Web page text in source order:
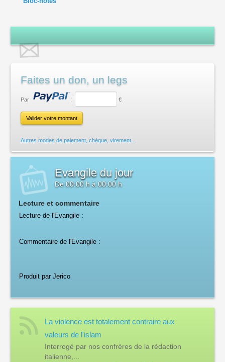
Faites un don, un legs
Par : €
Autres modes de paiement, chèque, virement...
Evangile du jour
De00:00 hà00:00 h
Lecture et commentaire
Lecture de l'Evangile :
Commentaire de l'Evangile :
Produit par Jerico
La violence est totalement contraire aux
valeurs de l'islam
Interrogé par nos confrères de la rédaction
italienne,...